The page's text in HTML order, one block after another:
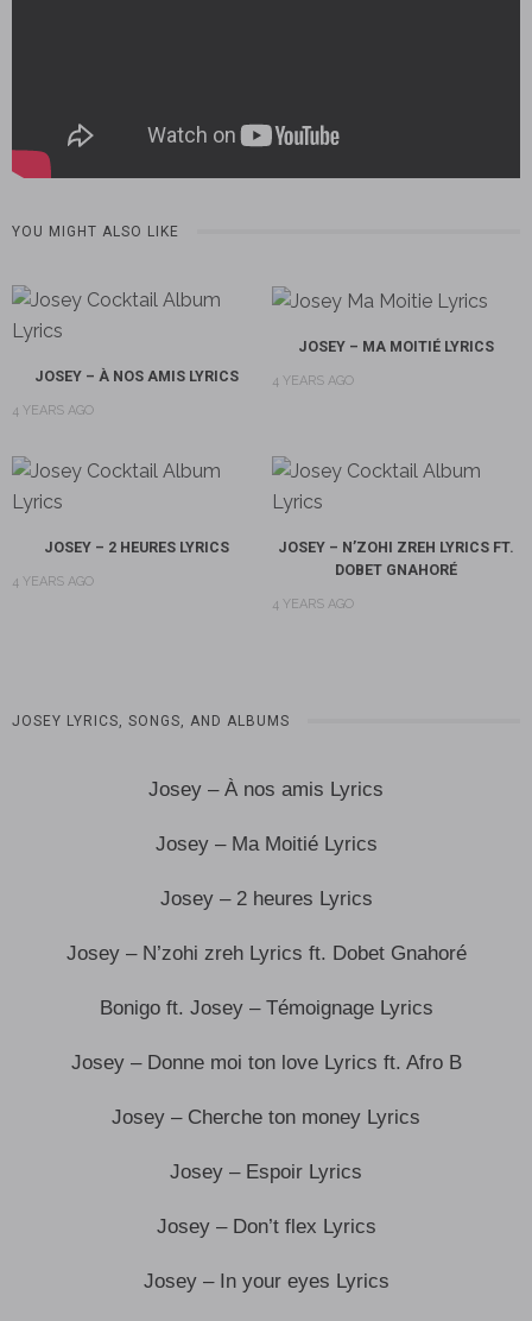
YOU MIGHT ALSO LIKE
JOSEY – À NOS AMIS LYRICS
4 YEARS AGO
JOSEY – MA MOITIÉ LYRICS
4 YEARS AGO
JOSEY – 2 HEURES LYRICS
4 YEARS AGO
JOSEY – N’ZOHI ZREH LYRICS FT.
DOBET GNAHORÉ
4 YEARS AGO
JOSEY LYRICS, SONGS, AND ALBUMS
Josey – À nos amis Lyrics
Josey – Ma Moitié Lyrics
Josey – 2 heures Lyrics
Josey – N’zohi zreh Lyrics ft. Dobet Gnahoré
Bonigo ft. Josey – Témoignage Lyrics
Josey – Donne moi ton love Lyrics ft. Afro B
Josey – Cherche ton money Lyrics
Josey – Espoir Lyrics
Josey – Don’t flex Lyrics
Josey – In your eyes Lyrics